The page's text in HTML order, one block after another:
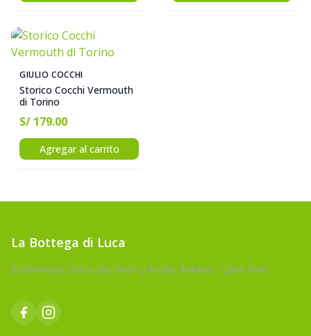
GIULIO COCCHI
Storico Cocchi Vermouth
di Torino
S/ 179.00
Agregar al carrito
La Bottega di Luca
Ecommerce Dsica Sac vinos y licores italiano - Lima Peru